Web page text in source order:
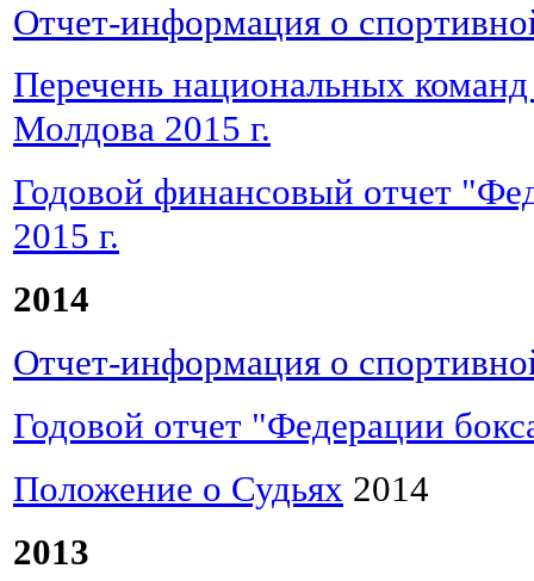
Отчет-информация о
Перечень национальных
Молдова 2015 г.
Годовой финансовый отчет
2015 г.
2014
Отчет-информация о
Годовой отчет "Федерации
Положение о Судьях 2014
2013